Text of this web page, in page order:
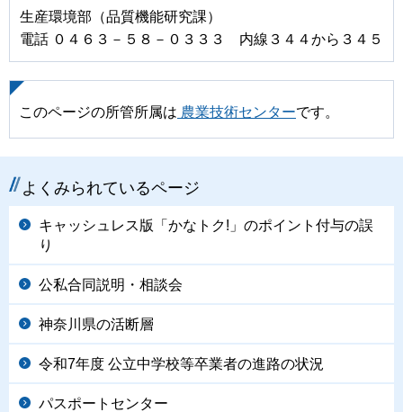
生産環境部（品質機能研究課）
電話 ０４６３－５８－０３３３ 内線３４４から３４５
このページの所管所属は 農業技術センターです。
よくみられているページ
キャッシュレス版「かなトク!」のポイント付与の誤
り
公私合同説明・相談会
神奈川県の活断層
令和7年度 公立中学校等卒業者の進路の状況
パスポートセンター